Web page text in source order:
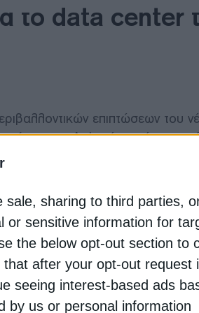
sharing to third parties,
or sensitive information for
the below opt-out section to
after your opt-out request
seeing interest-based ads
by us or personal information
το data center
επιπτώσεων του
με την Αpto, έναν νέο
ευρώ, καθώς αναμένεται να
αίθουσες δεδομένων, σύγχρονο
Στόχος είναι η
ενισχύοντας τις ψηφιακές
είναι έτοιμη το φθινόπωρο
εργασίας τόσο κατά την
και προμήθειες, αλλά
προγράμματα ανάπτυξης